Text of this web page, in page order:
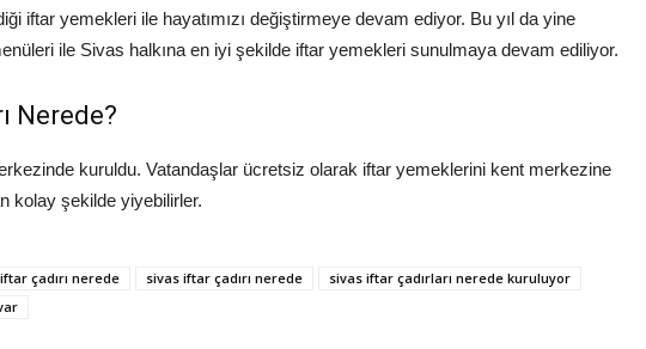
iftar yemekleri ile hayatımızı değiştirmeye devam ediyor. Bu yıl da yine
ile Sivas halkına en iyi şekilde iftar yemekleri sunulmaya devam ediliyor.
Nerede?
kuruldu. Vatandaşlar ücretsiz olarak iftar yemeklerini kent merkezine
kolay şekilde yiyebilirler.
çadırı nerede sivas iftar çadırı nerede
sivas iftar çadırları nerede kuruluyor